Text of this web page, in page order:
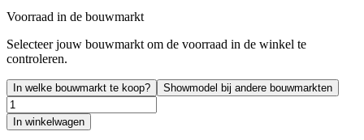
Voorraad in de bouwmarkt
Selecteer jouw bouwmarkt om de voorraad in de winkel te
controleren.
In welke bouwmarkt te koop? Showmodel bij andere bouwmarkten
In winkelwagen